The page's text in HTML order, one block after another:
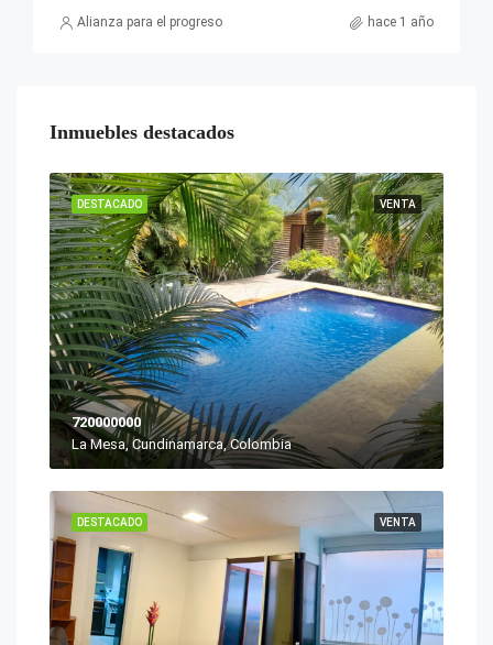
Alianza para el progreso hace 1 año
Inmuebles destacados
VENTA
DESTACADO
720000000
La Mesa, Cundinamarca, Colombia
VENTA
DESTACADO